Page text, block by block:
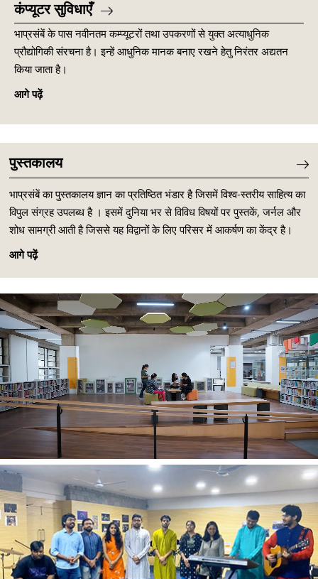
कंप्यूटर सुविधाएँ
भाप्रसंबें के पास नवीनतम कम्प्यूटरों तथा उपकरणों से युक्त अत्याधुनिक
प्रौद्योगिकी संरचना है। इन्हें आधुनिक मानक बनाए रखने हेतु निरंतर अद्यतन
किया जाता है।
आगे पढ़ें
पुस्तकालय
भाप्रसंबें का पुस्तकालय ज्ञान का प्रतिष्ठित भंडार है जिसमें विश्व-स्तरीय साहित्य का
विपुल संग्रह उपलब्ध है । इसमें दुनिया भर से विविध विषयों पर पुस्तकें, जर्नल और
शोध सामग्री आती है जिससे यह विद्वानों के लिए परिसर में आकर्षण का केंद्र है।
आगे पढ़ें